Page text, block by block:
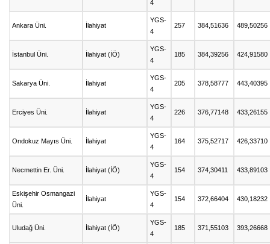
4
Ankara Üni. İlahiyat
YGS-
4
257 384,51636 489,50256
İstanbul Üni. İlahiyat (İÖ)
YGS-
4
185 384,39256 424,91580
Sakarya Üni. İlahiyat
YGS-
4
205 378,58777 443,40395
Erciyes Üni. İlahiyat
YGS-
4
226 376,77148 433,26155
Ondokuz Mayıs Üni. İlahiyat
YGS-
4
164 375,52717 426,33710
Necmettin Er. Üni. İlahiyat (İÖ)
YGS-
4
154 374,30411 433,89103
Eskişehir Osmangazi
Üni.
İlahiyat
YGS-
4
154 372,66404 430,18232
Uludağ Üni. İlahiyat (İÖ)
YGS-
4
185 371,55103 393,26668